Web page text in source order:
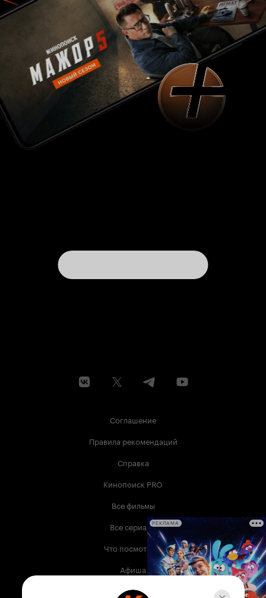
Соглашение
Правила рекомендаций
Справка
Кинопоиск PRO
Все фильмы
Все сериалы
Что посмотреть
Афиша
Музыка
РЕКЛАМА